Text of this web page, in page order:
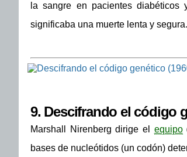
la sangre en pacientes
significaba una muerte lenta y segura.
9. Descifrando el código
Marshall Nirenberg dirige el equipo
bases de nucleótidos (un codón)